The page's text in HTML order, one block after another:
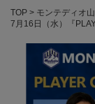
TOP モンテディオ
7月16日（水）『